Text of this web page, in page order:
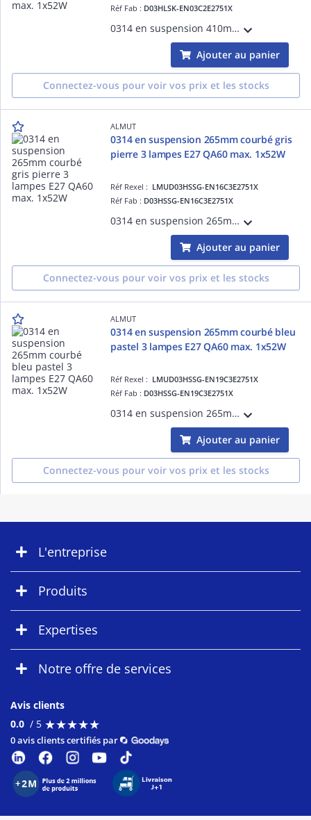
Réf Fab : D03HLSK-EN03C2E2751X
0314 en suspension 410mm coniquelaine blanche 2 lampes E27 QA60 max. 1x52W
Ajouter au panier
Connectez-vous pour voir vos prix et les stocks
ALMUT
0314 en suspension 265mm courbé gris
pierre 3 lampes E27 QA60 max. 1x52W
Réf Rexel : LMUD03HSSG-EN16C3E2751X
Réf Fab : D03HSSG-EN16C3E2751X
0314 en suspension 265mm courbégris pierre 3 lampes E27 QA60 max. 1x52W
Ajouter au panier
Connectez-vous pour voir vos prix et les stocks
ALMUT
0314 en suspension 265mm courbé bleu
pastel 3 lampes E27 QA60 max. 1x52W
Réf Rexel : LMUD03HSSG-EN19C3E2751X
Réf Fab : D03HSSG-EN19C3E2751X
0314 en suspension 265mm courbébleu pastel 3 lampes E27 QA60 max. 1x52W
Ajouter au panier
Connectez-vous pour voir vos prix et les stocks
L'entreprise
Produits
Expertises
Notre offre de services
Avis clients
0.0 / 5 ★★★★★
★★★★★
0 avis clients certifiés par